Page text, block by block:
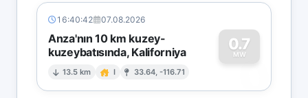
16:40:42 07.08.2026
Anza'nın 10 km kuzey-
kuzeybatısında, Kaliforniya
13.5 km I 33.64, -116.71
0.7
MW
0